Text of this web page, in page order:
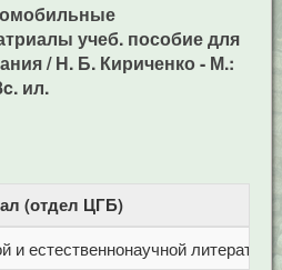
учеб. пособие для
/ Н. Б. Кириченко - М.:
ил.
(отдел ЦГБ)
и естественнонаучной литерат